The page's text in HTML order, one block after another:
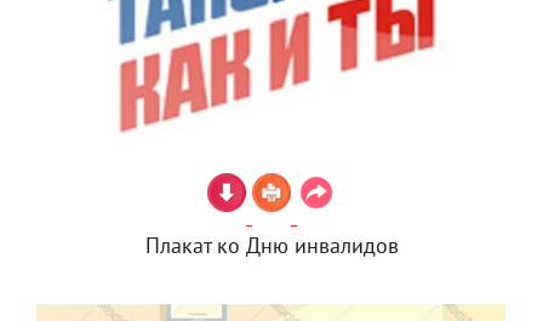
Плакат ко Дню инвалидов